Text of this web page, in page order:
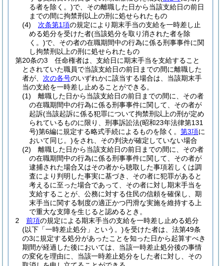
る者を除く。)で、その離職した日から当該支給日の前日
までの間に拘禁刑以上の刑に処せられたもの
(4)
次条第1項の規定により期末手当の支給を一時差し止
める処分を受けた者(当該処分を取り消された者を除
く。)で、その者の在職期間中の行為に係る刑事事件に関
し拘禁刑以上の刑に処せられたもの
第20条の3
任命権者は、支給日に期末手当を支給すること
とされていた職員で当該支給日の前日までの間に離職した
者が、 次の各号のいずれかに該当する場合は、当該期末手
当の支給を一時差し止めることができる。
(1)
離職した日から当該支給日の前日までの間に、その者
の在職期間中の行為に係る刑事事件に関して、その者が
起訴(当該起訴に係る犯罪について拘禁刑以上の刑が定め
られているものに限り、刑事訴訟法(昭和23年法律第131
号)第6編に規定する略式手続によるものを除く。 第3項に
おいて同じ。)をされ、その判決が確定していない場合
(2)
離職した日から当該支給日の前日までの間に、その者
の在職期間中の行為に係る刑事事件に関して、その者が
逮捕された場合又はその者から聴取した事項若しくは調
査により判明した事実に基づき、その者に犯罪があると
考えるに至った場合であって、その者に対し期末手当を
支給することが、公務に対する住民の信頼を確保し、期
末手当に関する制度の適正かつ円滑な実施を維持する上
で重大な支障を生じると認めるとき。
2
前項の規定による期末手当の支給を一時差し止める処分
(以下「一時差止処分」という。)を受けた者は、法第49条
の3に規定する処分があったことを知った日から起算すべき
期間が経過した後においては、当該一時差止処分後の事情
の変化を理由に、当該一時差止処分をした者に対し、その